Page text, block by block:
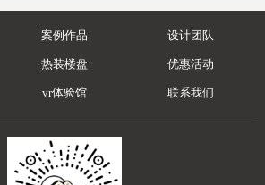
案例作品 设计团队
热装楼盘 优惠活动
vr体验馆 联系我们